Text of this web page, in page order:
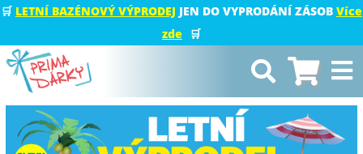
🛒 LETNÍ BAZÉNOVÝ VÝPRODEJ JEN DO VYPRODÁNÍ ZÁSOB Více
zde
🛒